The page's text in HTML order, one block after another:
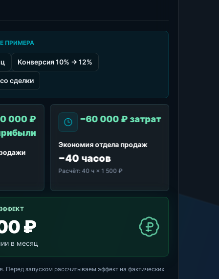
ПРИМЕРА
Конверсия 10% → 12%
сделки
000 ₽
−60 000 ₽ затрат
Экономия отдела продаж
−40 часов
Расчёт:40 ч × 1 500 ₽
₽
в месяц
Перед запуском рассчитываем эффект на фактических